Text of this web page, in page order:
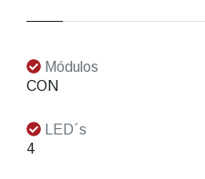
Módulos
CON
LED´s
4